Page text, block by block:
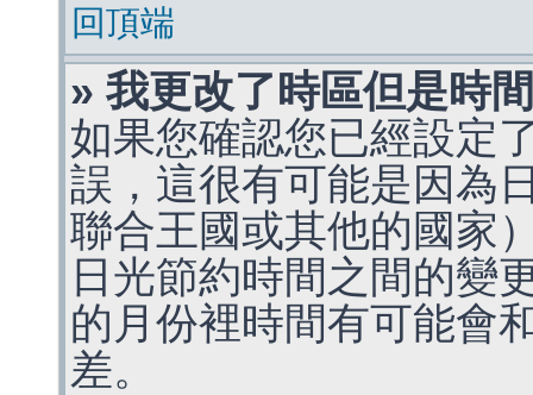
回頂端
» 我更改了時區但是時
如果您確認您已經設定
誤，這很有可能是因為
聯合王國或其他的國家
日光節約時間之間的變
的月份裡時間有可能會
差。